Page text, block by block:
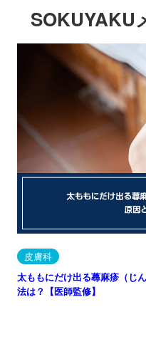
SOKUYAKU
皮膚科
太ももにだけ出る蕁麻疹（じ
法は？【医師監修】